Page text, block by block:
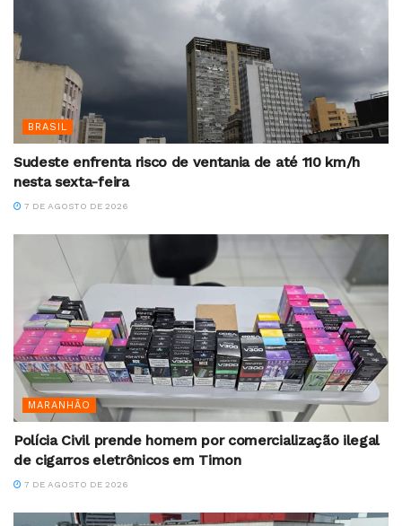
BRASIL
Sudeste enfrenta risco de ventania de até 110 km/h
nesta sexta-feira
7 DE AGOSTO DE 2026
MARANHÃO
Polícia Civil prende homem por comercialização ilegal
de cigarros eletrônicos em Timon
7 DE AGOSTO DE 2026